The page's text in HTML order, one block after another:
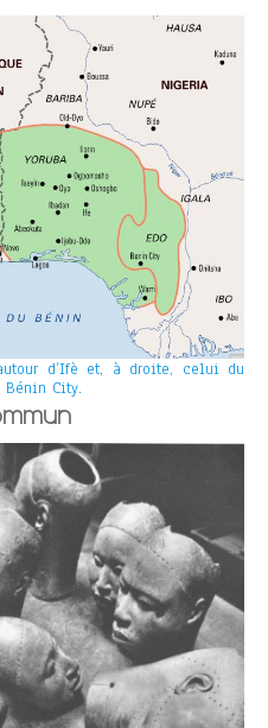
d’Ifè et, à droite, celui du
Bénin City.